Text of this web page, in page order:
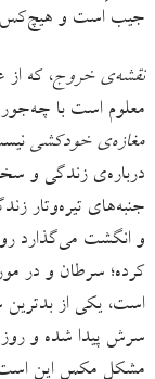
جیب است و هیچ‌کس
نقشه‌ی خروج، که
معلوم است با چه‌جور
مغازه‌ی خودکشی
درباره‌ی زندگی و
جنبه‌های تیره‌وتار
و انگشت می‌گذارد
کرده؛ سرطان و در
است، یکی از
سرش پیدا شده و روز
مشکلِ مکس این است